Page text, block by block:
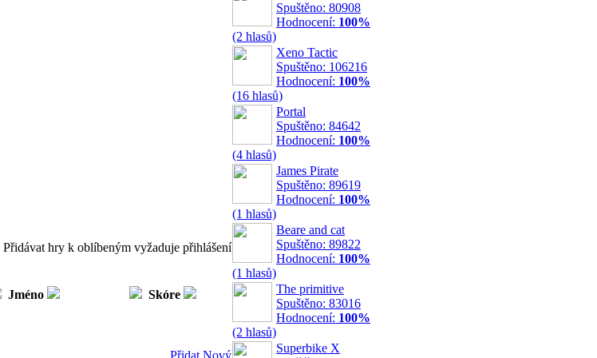
Přidávat hry k oblíbeným vyžaduje přihlášení
Jméno Skóre
Přidat Nový
Spuštěno: 80908
Hodnocení: 100%
(2 hlasů)
Xeno Tactic
Spuštěno: 106216
Hodnocení: 100%
(16 hlasů)
Portal
Spuštěno: 84642
Hodnocení: 100%
(4 hlasů)
James Pirate
Spuštěno: 89619
Hodnocení: 100%
(1 hlasů)
Beare and cat
Spuštěno: 89822
Hodnocení: 100%
(1 hlasů)
The primitive
Spuštěno: 83016
Hodnocení: 100%
(2 hlasů)
Superbike X